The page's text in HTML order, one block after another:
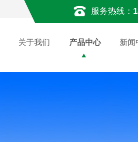
服务热线：
关于我们 产品中心 新闻